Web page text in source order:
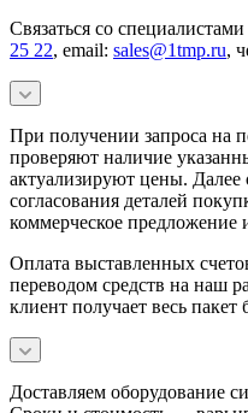
Связаться со
25 22, email: sales@1tmp.ru,
При получении запроса на
проверяют наличие
актуализируют цены. Далее
согласования деталей
коммерческое предложение
Оплата выставленных
переводом средств на наш
клиент получает весь пакет
Доставляем оборудование